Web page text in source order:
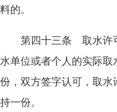
料的。
第四十三条 取水许可
水单位或者个人的实际
份，双方签字认可，取
持一份。